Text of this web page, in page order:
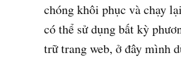
chóng khôi phục và chạy
có thể sử dụng bất kỳ
trữ trang web, ở đây mình